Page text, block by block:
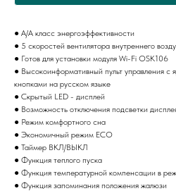
● A/A класс энергоэффективности
● 5 скоростей вентилятора внутреннего
● Готов для установки модуля Wi-Fi OSK106
● Высокоинформативный пульт управления с
кнопками на русском языке
● Скрытый LED - дисплей
● Возможность отключения подсветки
● Режим комфортного сна
● Экономичный режим ECO
● Таймер ВКЛ/ВЫКЛ
● Функция теплого пуска
● Функция температурной компенсации в
● Функция запоминания положения жалюзи